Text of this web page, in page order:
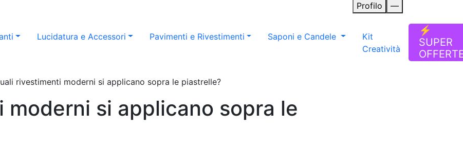
Profilo —
Lucidatura e Accessori Pavimenti e Rivestimenti Saponi e Candele
Kit
Creatività
⚡
SUPER
rivestimenti moderni si applicano sopra le piastrelle?
moderni si applicano sopra le